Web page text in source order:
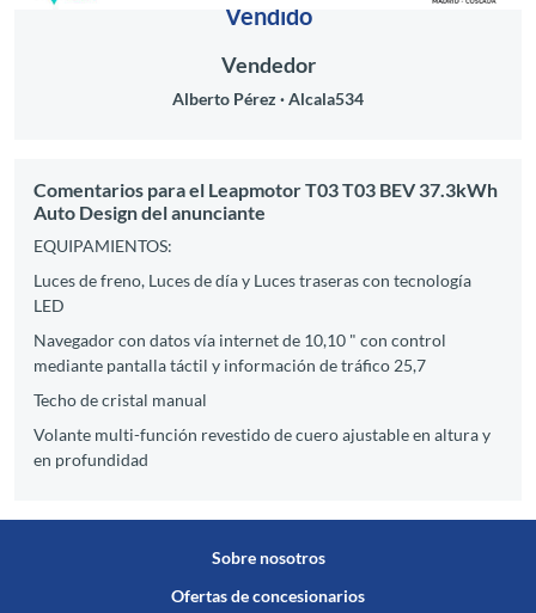
Vendido
Vendedor
Alberto Pérez Alcala534
Comentarios para el Leapmotor T03 T03 BEV 37.3kWh
Auto Design del anunciante
EQUIPAMIENTOS:
Luces de freno, Luces de día y Luces traseras con tecnología
LED
Navegador con datos vía internet de 10,10 " con control
mediante pantalla táctil y información de tráfico 25,7
Techo de cristal manual
Volante multi-función revestido de cuero ajustable en altura y
en profundidad
Sobre nosotros
Ofertas de concesionarios